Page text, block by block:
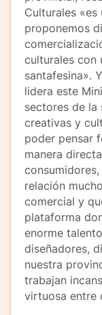
Culturales
proponemos
culturales con
santafesina».
lidera este
sectores de la
creativas y
poder pensar
manera
relación
comercial y
plataforma
enorme
diseñadores,
nuestra
trabajan
virtuosa entre